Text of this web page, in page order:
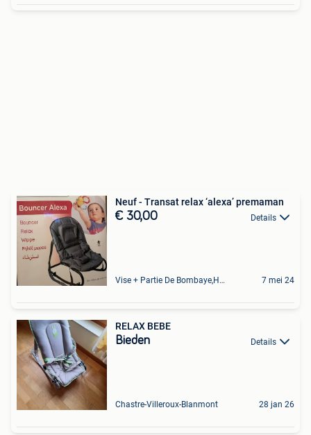
Neuf - Transat relax ‘alexa’ premaman
€ 30,00 Details
Vise + Partie De Bombaye,Hac- Court, Hermalle-Ss-Argenteau 7 mei 24
RELAX BEBE
Bieden Details
Chastre-Villeroux-Blanmont 28 jan 26